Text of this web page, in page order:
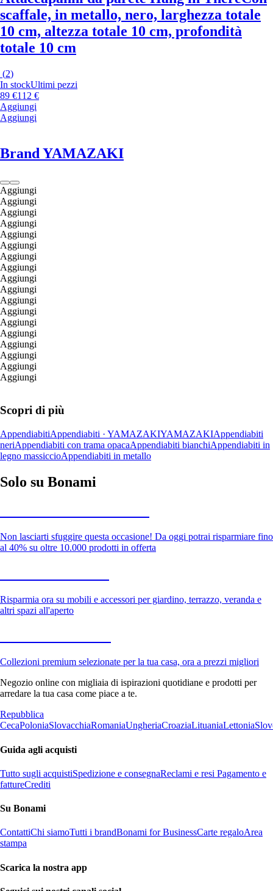
scaffale, in metallo, nero, larghezza totale
10 cm, altezza totale 10 cm, profondità
totale 10 cm
(2)
In stockUltimi pezzi
89 €112 €
Aggiungi
Aggiungi
Brand YAMAZAKI
Aggiungi
Aggiungi
Aggiungi
Aggiungi
Aggiungi
Aggiungi
Aggiungi
Aggiungi
Aggiungi
Aggiungi
Aggiungi
Aggiungi
Aggiungi
Aggiungi
Aggiungi
Aggiungi
Aggiungi
Aggiungi
Scopri di più
AppendiabitiAppendiabiti · YAMAZAKIYAMAZAKIAppendiabiti
neriAppendiabiti con trama opacaAppendiabiti bianchiAppendiabiti in
legno massiccioAppendiabiti in metallo
Solo su Bonami
Non lasciarti sfuggire questa occasione! Da oggi potrai risparmiare fino
al 40% su oltre 10.000 prodotti in offerta
Risparmia ora su mobili e accessori per giardino, terrazzo, veranda e
altri spazi all'aperto
Collezioni premium selezionate per la tua casa, ora a prezzi migliori
Negozio online con migliaia di ispirazioni quotidiane e prodotti per
arredare la tua casa come piace a te.
Repubblica
CecaPoloniaSlovacchiaRomaniaUngheriaCroaziaLituaniaLettonia
Guida agli acquisti
Tutto sugli acquistiSpedizione e consegnaReclami e resi Pagamento e
fattureCrediti
Su Bonami
ContattiChi siamoTutti i brandBonami for BusinessCarte regaloArea
stampa
Scarica la nostra app